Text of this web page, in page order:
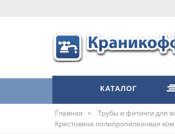
КАТАЛОГ
Главная » Трубы и фитинги для
Крестовина полипропиленовая